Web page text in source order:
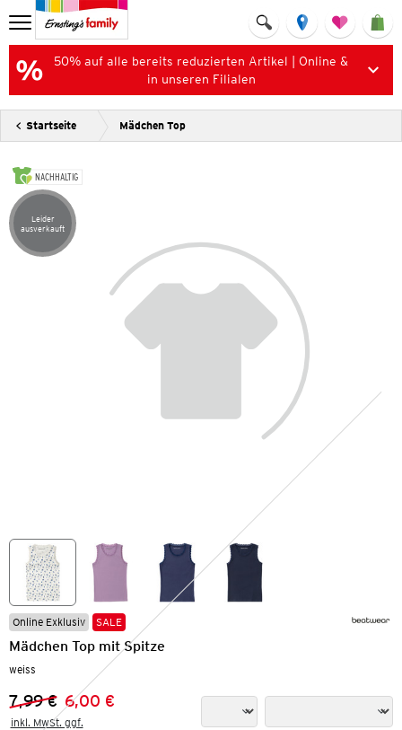
50% auf alle bereits reduzierten Artikel | Online &
in unseren Filialen
Startseite Mädchen Top
NACHHALTIG
Artikel leider ausverkauft
Leider
ausverkauft
Online Exklusiv SALE
Mädchen Top mit Spitze
weiss
Vorheriger Preis:
7,99 €
Neuer Preis:
6,00 €
inkl. MwSt. ggf.